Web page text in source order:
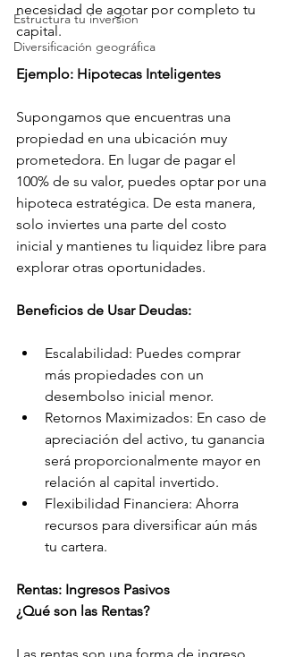
Estructura tu inversion
Diversificación geográfica
necesidad de agotar por completo tu
capital.
Ejemplo: Hipotecas Inteligentes
Supongamos que encuentras una
propiedad en una ubicación muy
prometedora. En lugar de pagar el
100% de su valor, puedes optar por una
hipoteca estratégica. De esta manera,
solo inviertes una parte del costo
inicial y mantienes tu liquidez libre para
explorar otras oportunidades.
Beneficios de Usar Deudas:
Escalabilidad: Puedes comprar
más propiedades con un
desembolso inicial menor.
Retornos Maximizados: En caso de
apreciación del activo, tu ganancia
será proporcionalmente mayor en
relación al capital invertido.
Flexibilidad Financiera: Ahorra
recursos para diversificar aún más
tu cartera.
Rentas: Ingresos Pasivos
¿Qué son las Rentas?